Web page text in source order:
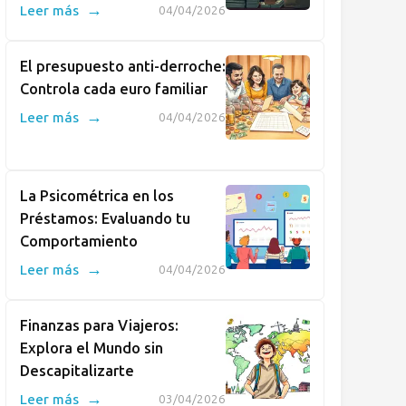
04/04/2026
Leer más →
El presupuesto anti-derroche:
Controla cada euro familiar
04/04/2026
Leer más →
La Psicométrica en los
Préstamos: Evaluando tu
Comportamiento
04/04/2026
Leer más →
Finanzas para Viajeros:
Explora el Mundo sin
Descapitalizarte
03/04/2026
Leer más →